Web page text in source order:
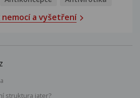
nemocí a vyšetření
struktura jater?